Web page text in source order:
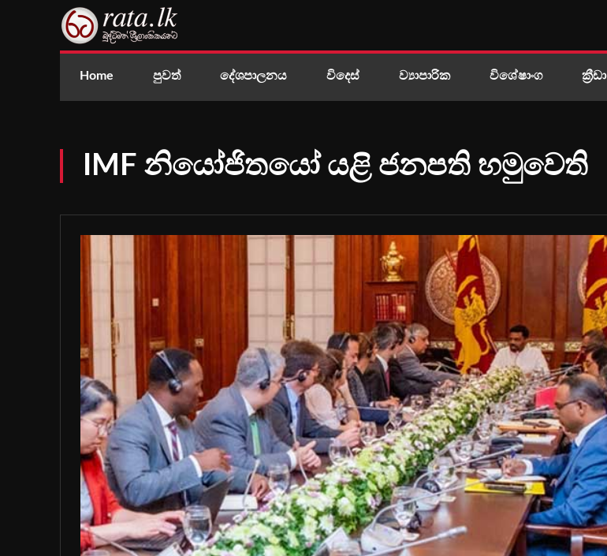
Home පුවත් දේශපාලනය විදෙස් ව්‍යාපාරික විශේෂාංග ක්‍රීඩා
IMF නියෝජිතයෝ යළි ජනපති හමුවෙති